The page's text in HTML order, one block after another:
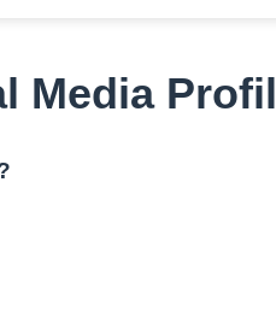
Media Profil